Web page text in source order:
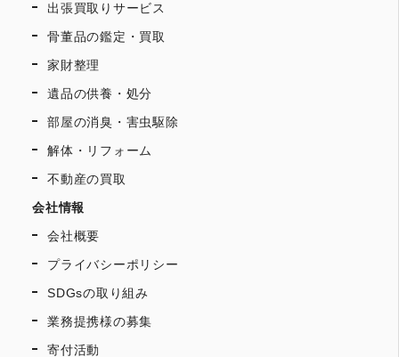
出張買取りサービス
骨董品の鑑定・買取
家財整理
遺品の供養・処分
部屋の消臭・害虫駆除
解体・リフォーム
不動産の買取
会社情報
会社概要
プライバシーポリシー
SDGsの取り組み
業務提携様の募集
寄付活動